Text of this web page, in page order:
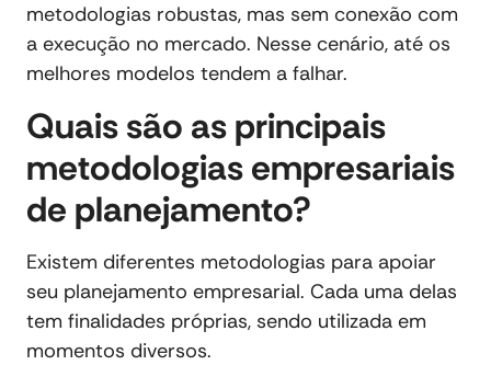
metodologias robustas, mas sem conexão com
a execução no mercado. Nesse cenário, até os
melhores modelos tendem a falhar.
Quais são as principais
metodologias empresariais
de planejamento?
Existem diferentes metodologias para apoiar
seu planejamento empresarial. Cada uma delas
tem finalidades próprias, sendo utilizada em
momentos diversos.